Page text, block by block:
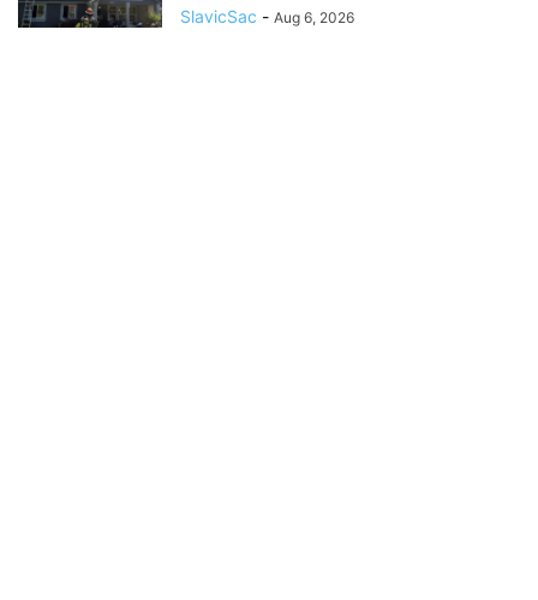
SlavicSac - Aug 6, 2026